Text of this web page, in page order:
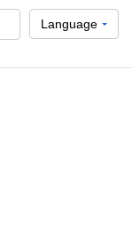
Language